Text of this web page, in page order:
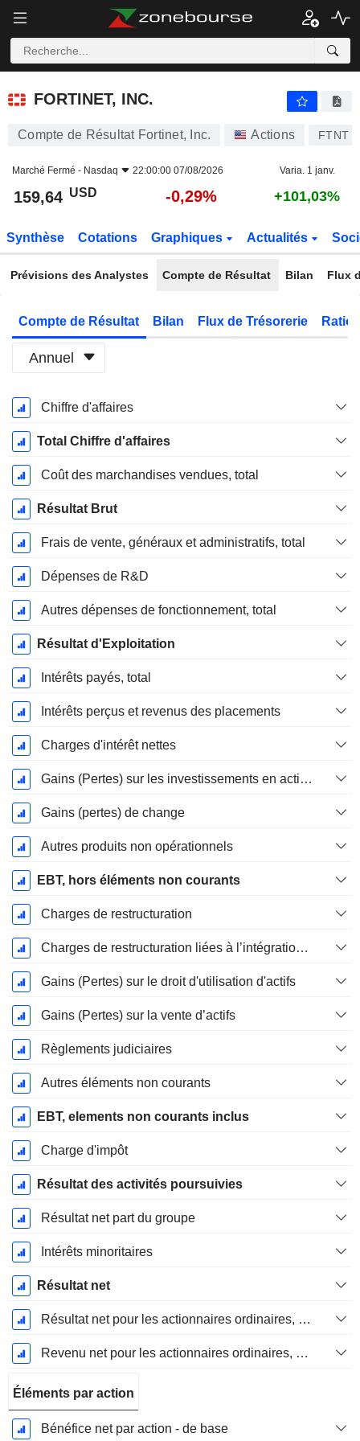
FORTINET, INC.
FORTINET, INC.
Compte de Résultat Fortinet, Inc. Actions FTNT
Marché Fermé - Nasdaq 22:00:00 07/08/2026 Varia. 1 janv.
159,64 USD -0,29% +101,03%
Synthèse Cotations Graphiques Actualités
Prévisions des Analystes Compte de Résultat Bilan Flux
Compte de Résultat Bilan Flux de Trésorerie
Annuel
Période
Fiscale:
Décembre
Chiffre d'affaires
Total Chiffre d'affaires
Coût des marchandises vendues, total
Résultat Brut
Frais de vente, généraux et administratifs, total
Dépenses de R&D
Autres dépenses de fonctionnement, total
Résultat d'Exploitation
Intérêts payés, total
Intérêts perçus et revenus des placements
Charges d'intérêt nettes
Gains (Pertes) sur les investissements en actions
Gains (pertes) de change
Autres produits non opérationnels
EBT, hors éléments non courants
Charges de restructuration
Charges de restructuration liées à l’intégration d’une nouvelle activité (Fusions, Acquisitions)
Gains (Pertes) sur le droit d'utilisation d'actifs
Gains (Pertes) sur la vente d’actifs
Règlements judiciaires
Autres éléments non courants
EBT, elements non courants inclus
Charge d'impôt
Résultat des activités poursuivies
Résultat net part du groupe
Intérêts minoritaires
Résultat net
Résultat net pour les actionnaires ordinaires, éléments exceptionnels inclus.
Revenu net pour les actionnaires ordinaires, hors éléments exceptionnelsRésultat net pour les actionnaires ordinaires, éléments exceptionnels exclus.
Éléments par action
Bénéfice net par action - de base